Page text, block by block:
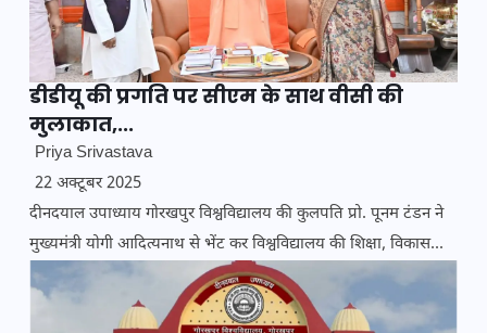
डीडीयू की प्रगति पर सीएम के साथ वीसी की
मुलाकात,...
Priya Srivastava
22 अक्टूबर 2025
दीनदयाल उपाध्याय गोरखपुर विश्वविद्यालय की कुलपति प्रो. पूनम टंडन ने
मुख्यमंत्री योगी आदित्यनाथ से भेंट कर विश्वविद्यालय की शिक्षा, विकास...